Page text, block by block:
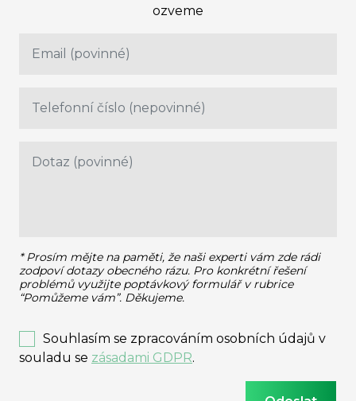
ozveme
* Prosím mějte na paměti, že naši experti vám zde rádi
zodpoví dotazy obecného rázu. Pro konkrétní řešení
problémů využijte poptávkový formulář v rubrice
“Pomůžeme vám”. Děkujeme.
Souhlasím se zpracováním osobních údajů v
souladu se zásadami GDPR.